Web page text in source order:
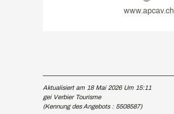
www.apcav.ch
Aktualisiert am 18 Mai 2026 Um 15:11
gei Verbier Tourisme
(Kennung des Angebots : 5508587)